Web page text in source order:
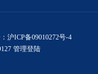
沪ICP备09010272号-4
管理登陆